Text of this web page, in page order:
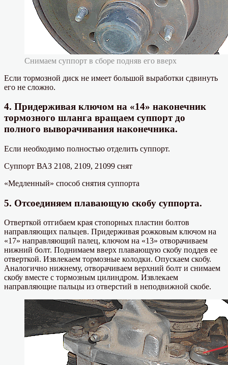
Снимаем суппорт в сборе подняв его вверх
Если тормозной диск не имеет большой выработки сдвинуть
его не сложно.
4. Придерживая ключом на «14» наконечник
тормозного шланга вращаем суппорт до
полного выворачивания наконечника.
Если необходимо полностью отделить суппорт.
Суппорт ВАЗ 2108, 2109, 21099 снят
«Медленный» способ снятия суппорта
5. Отсоединяем плавающую скобу суппорта.
Отверткой отгибаем края стопорных пластин болтов
направляющих пальцев. Придерживая рожковым ключом на
«17» направляющий палец, ключом на «13» отворачиваем
нижний болт. Поднимаем вверх плавающую скобу поддев ее
отверткой. Извлекаем тормозные колодки. Опускаем скобу.
Аналогично нижнему, отворачиваем верхний болт и снимаем
скобу вместе с тормозным цилиндром. Извлекаем
направляющие пальцы из отверстий в неподвижной скобе.